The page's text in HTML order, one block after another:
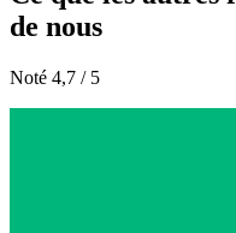
de nous
Noté 4,7 / 5